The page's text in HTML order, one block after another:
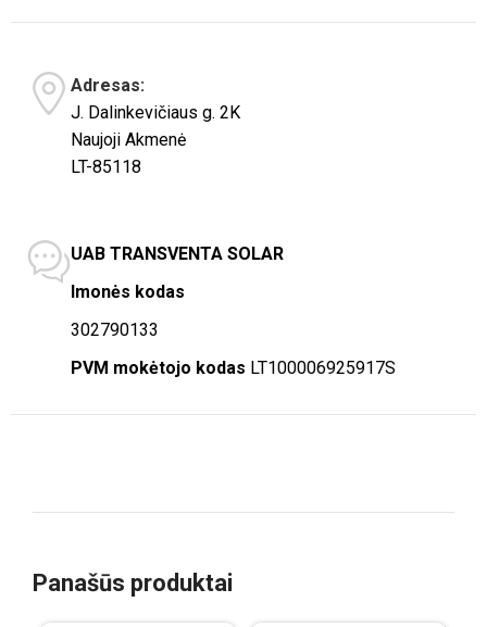
Adresas:
J. Dalinkevičiaus g. 2K
Naujoji Akmenė
LT-85118
UAB TRANSVENTA SOLAR
Imonės kodas
302790133
PVM mokėtojo kodas LT100006925917S
Panašūs produktai